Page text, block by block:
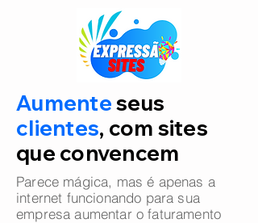
Aumenteseus
clientes, com sites
que convencem
Parece mágica, mas é apenas a
internet funcionando para sua
empresa aumentar o faturamento